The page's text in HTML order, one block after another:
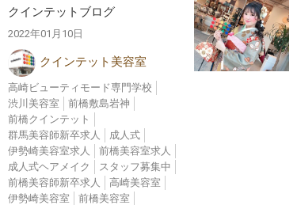
クインテットブログ
2022年01月10日
クインテット美容室
高崎ビューティモード専門学校
渋川美容室
前橋敷島岩神
前橋クインテット
群馬美容師新卒求人
成人式
伊勢崎美容室求人
前橋美容室求人
成人式ヘアメイク
スタッフ募集中
前橋美容師新卒求人
高崎美容室
伊勢崎美容室
前橋美容室